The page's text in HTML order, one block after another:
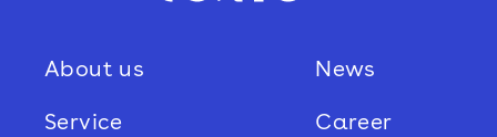
準を満たす者を選定し、契約等によって
About us
Service
News
Career